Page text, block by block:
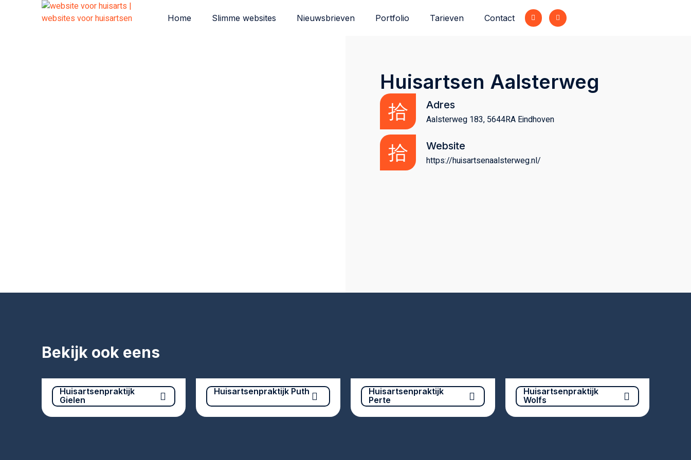
Home Slimme websites Nieuwsbrieven Portfolio Tarieven Contact
Huisartsen Aalsterweg
Adres
Aalsterweg 183, 5644RA Eindhoven
Website
https://huisartsenaalsterweg.nl/
Bekijk ook eens
Huisartsenpraktijk
Gielen
Huisartsenpraktijk Puth
Huisartsenpraktijk
Perte
Huisartsenpraktijk
Wolfs